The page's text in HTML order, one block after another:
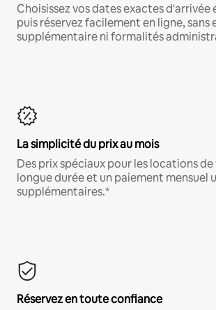
Choisissez vos dates exactes
puis réservez facilement en ligne, sans
supplémentaire ni formalités
La simplicité du prix au mois
Des prix spéciaux pour les locations
longue durée et un paiement mensuel
supplémentaires.*
Réservez en toute confiance